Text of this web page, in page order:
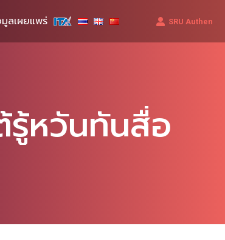
ลเผยแพร่ SRU Authen
หวันทันสื่อ